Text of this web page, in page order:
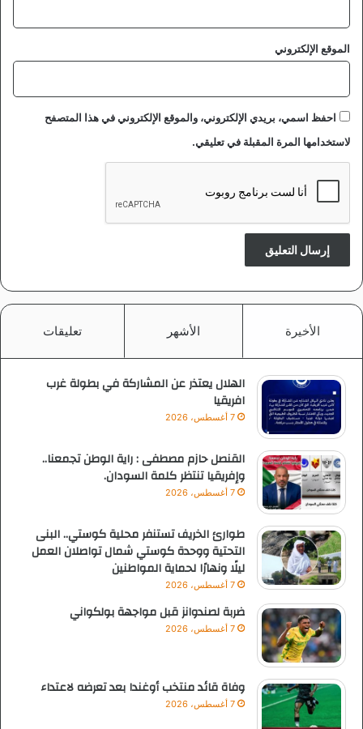
الموقع الإلكتروني
احفظ اسمي، بريدي الإلكتروني، والموقع الإلكتروني في هذا المتصفح
لاستخدامها المرة المقبلة في تعليقي.
الأخيرة الأشهر تعليقات
الهلال يعتذر عن المشاركة في بطولة غرب
افريقيا
7 أغسطس، 2026
القنصل حازم مصطفى : راية الوطن تجمعنا..
وإفريقيا تنتظر كلمة السودان.
7 أغسطس، 2026
طوارئ الخريف تستنفر محلية كوستي.. البنى
التحتية ووحدة كوستي شمال تواصلان العمل
ليلًا ونهارًا لحماية المواطنين
7 أغسطس، 2026
ضربة لصندوانز قبل مواجهة بولكواني
7 أغسطس، 2026
وفاة قائد منتخب أوغندا بعد تعرضه لاعتداء
7 أغسطس، 2026